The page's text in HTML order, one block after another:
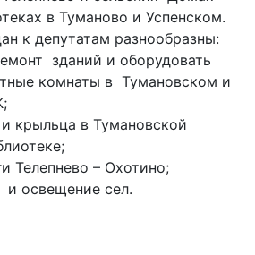
в Туманово и Успенском.
к депутатам разнообразны:
зданий и оборудовать
комнаты в Тумановском и
крыльца в Тумановской
Телепнево – Охотино;
и освещение сел.